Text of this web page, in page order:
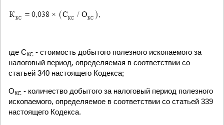
где СКС - стоимость добытого полезного ископаемого за
налоговый период, определяемая в соответствии со
статьей 340 настоящего Кодекса;
ОКС - количество добытого за налоговый период полезного
ископаемого, определяемое в соответствии со статьей 339
настоящего Кодекса.